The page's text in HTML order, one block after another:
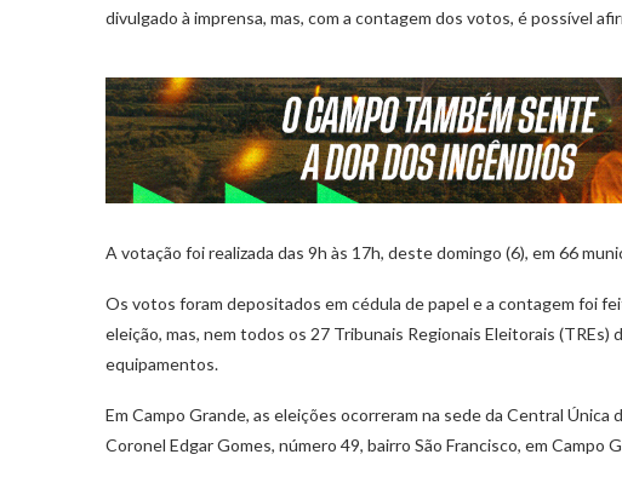
divulgado à imprensa, mas, com a contagem dos votos, é possível
A votação foi realizada das 9h às 17h, deste domingo (6), em 66
Os votos foram depositados em cédula de papel e a contagem foi
eleição, mas, nem todos os 27 Tribunais Regionais Eleitorais
equipamentos.
Em Campo Grande, as eleições ocorreram na sede da Central Única
Coronel Edgar Gomes, número 49, bairro São Francisco, em Campo